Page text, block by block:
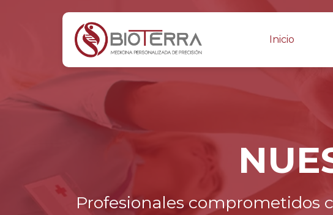
Inicio
Profesionales comprometidos